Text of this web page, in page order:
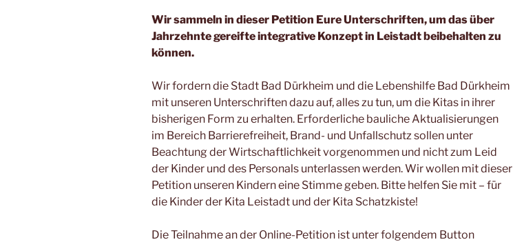
Wir sammeln in dieser Petition Eure Unterschriften, um das über
Jahrzehnte gereifte integrative Konzept in Leistadt beibehalten zu
können.
Wir fordern die Stadt Bad Dürkheim und die Lebenshilfe Bad Dürkheim
mit unseren Unterschriften dazu auf, alles zu tun, um die Kitas in ihrer
bisherigen Form zu erhalten. Erforderliche bauliche Aktualisierungen
im Bereich Barrierefreiheit, Brand- und Unfallschutz sollen unter
Beachtung der Wirtschaftlichkeit vorgenommen und nicht zum Leid
der Kinder und des Personals unterlassen werden. Wir wollen mit dieser
Petition unseren Kindern eine Stimme geben. Bitte helfen Sie mit – für
die Kinder der Kita Leistadt und der Kita Schatzkiste!
Die Teilnahme an der Online-Petition ist unter folgendem Button